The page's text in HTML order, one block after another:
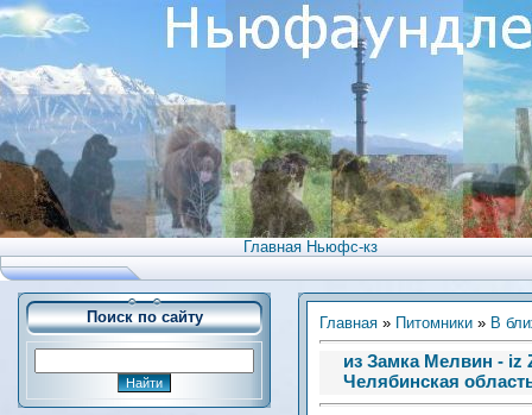
Главная Ньюфс-кз
Поиск по сайту Главная » Питомники » В
из Замка Мелвин - iz
Челябинская